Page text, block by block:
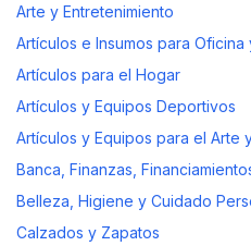
Arte y Entretenimiento
Artículos e Insumos para Oficina
Artículos para el Hogar
Artículos y Equipos Deportivos
Artículos y Equipos para el Arte
Banca, Finanzas,
Belleza, Higiene y Cuidado
Calzados y Zapatos